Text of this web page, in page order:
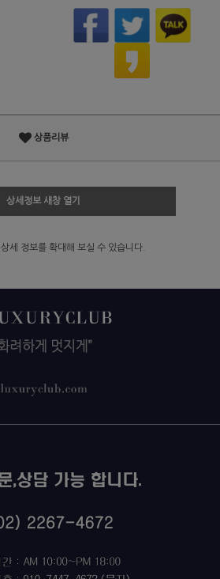
상품리뷰
상세정보 새창 열기
상세 정보를 확대해 보실 수 있습니다.